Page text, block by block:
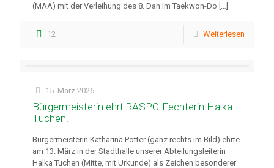
(MAA) mit der Verleihung des 8. Dan im Taekwon-Do […]
12 Weiterlesen
15. März 2026
Bürgermeisterin ehrt RASPO-Fechterin Halka
Tuchen!
Bürgermeisterin Katharina Pötter (ganz rechts im Bild) ehrte
am 13. März in der Stadthalle unserer Abteilungsleiterin
Halka Tuchen (Mitte, mit Urkunde) als Zeichen besonderer